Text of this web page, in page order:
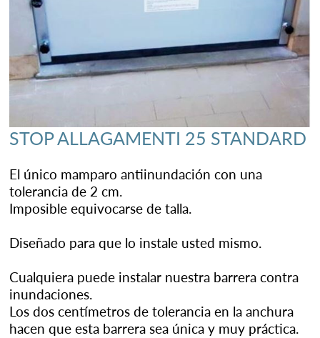
STOP ALLAGAMENTI 25 STANDARD
El único mamparo antiinundación con una
tolerancia de 2 cm.
Imposible equivocarse de talla.
Diseñado para que lo instale usted mismo.
Cualquiera puede instalar nuestra barrera contra
inundaciones.
Los dos centímetros de tolerancia en la anchura
hacen que esta barrera sea única y muy práctica.